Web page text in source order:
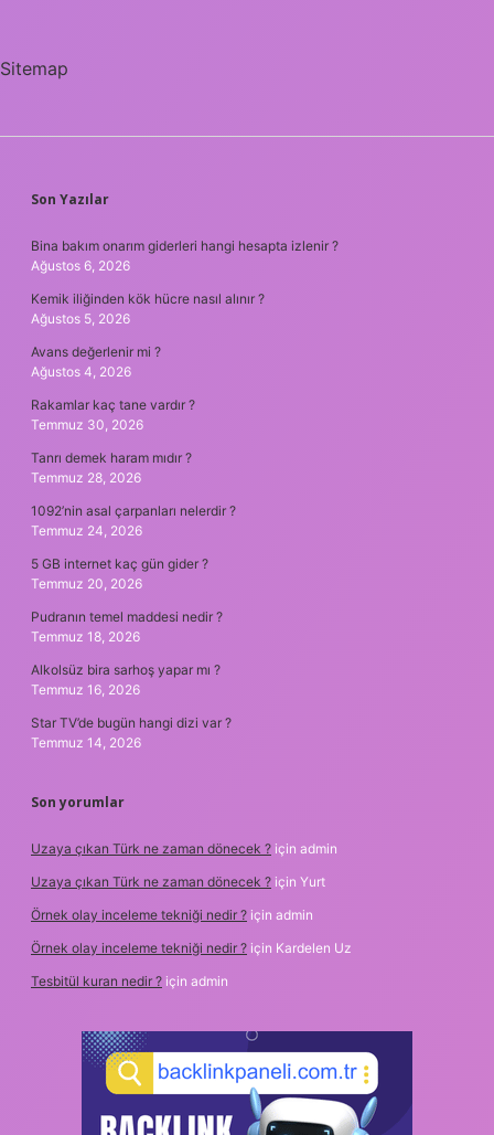
Sitemap
SIDEBAR
Son Yazılar
Bina bakım onarım giderleri hangi hesapta izlenir ?
Ağustos 6, 2026
Kemik iliğinden kök hücre nasıl alınır ?
Ağustos 5, 2026
Avans değerlenir mi ?
Ağustos 4, 2026
Rakamlar kaç tane vardır ?
Temmuz 30, 2026
Tanrı demek haram mıdır ?
Temmuz 28, 2026
1092’nin asal çarpanları nelerdir ?
Temmuz 24, 2026
5 GB internet kaç gün gider ?
Temmuz 20, 2026
Pudranın temel maddesi nedir ?
Temmuz 18, 2026
Alkolsüz bira sarhoş yapar mı ?
Temmuz 16, 2026
Star TV’de bugün hangi dizi var ?
Temmuz 14, 2026
Son yorumlar
Uzaya çıkan Türk ne zaman dönecek ? için admin
Uzaya çıkan Türk ne zaman dönecek ? için Yurt
Örnek olay inceleme tekniği nedir ? için admin
Örnek olay inceleme tekniği nedir ? için Kardelen Uz
Tesbitül kuran nedir ? için admin